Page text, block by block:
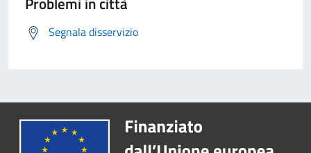
Segnala disservizio